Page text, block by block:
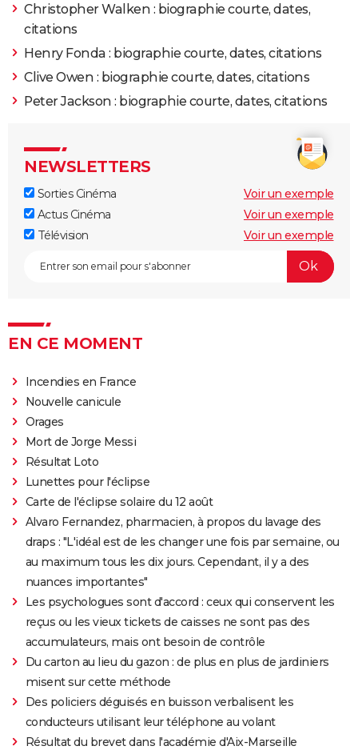
1988 Les Accusés
1987 Five Corners
1980 Ça plane les filles
1976 La Petite Fille au bout du chemin Rôle: Rynn Jacobs
1976 Un Vendredi dingue, dingue, dingue
1974 Alice n'est plus ici
Christopher Walken : biographie courte, dates,
citations
Henry Fonda : biographie courte, dates, citations
Clive Owen : biographie courte, dates, citations
Peter Jackson : biographie courte, dates, citations
NEWSLETTERS
Sorties Cinéma
Voir un exemple
Actus Cinéma
Voir un exemple
Télévision
Voir un exemple
EN CE MOMENT
Incendies en France
Nouvelle canicule
Orages
Mort de Jorge Messi
Résultat Loto
Lunettes pour l'éclipse
Carte de l'éclipse solaire du 12 août
Alvaro Fernandez, pharmacien, à propos du lavage des
draps : "L'idéal est de les changer une fois par semaine, ou
au maximum tous les dix jours. Cependant, il y a des
nuances importantes"
Les psychologues sont d'accord : ceux qui conservent les
reçus ou les vieux tickets de caisses ne sont pas des
accumulateurs, mais ont besoin de contrôle
Du carton au lieu du gazon : de plus en plus de jardiniers
misent sur cette méthode
Des policiers déguisés en buisson verbalisent les
conducteurs utilisant leur téléphone au volant
Résultat du brevet dans l'académie d'Aix-Marseille